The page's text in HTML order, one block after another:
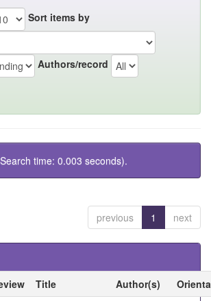
Sort items by
Authors/record
time: 0.003 seconds).
previous 1 next
Title Author(s)